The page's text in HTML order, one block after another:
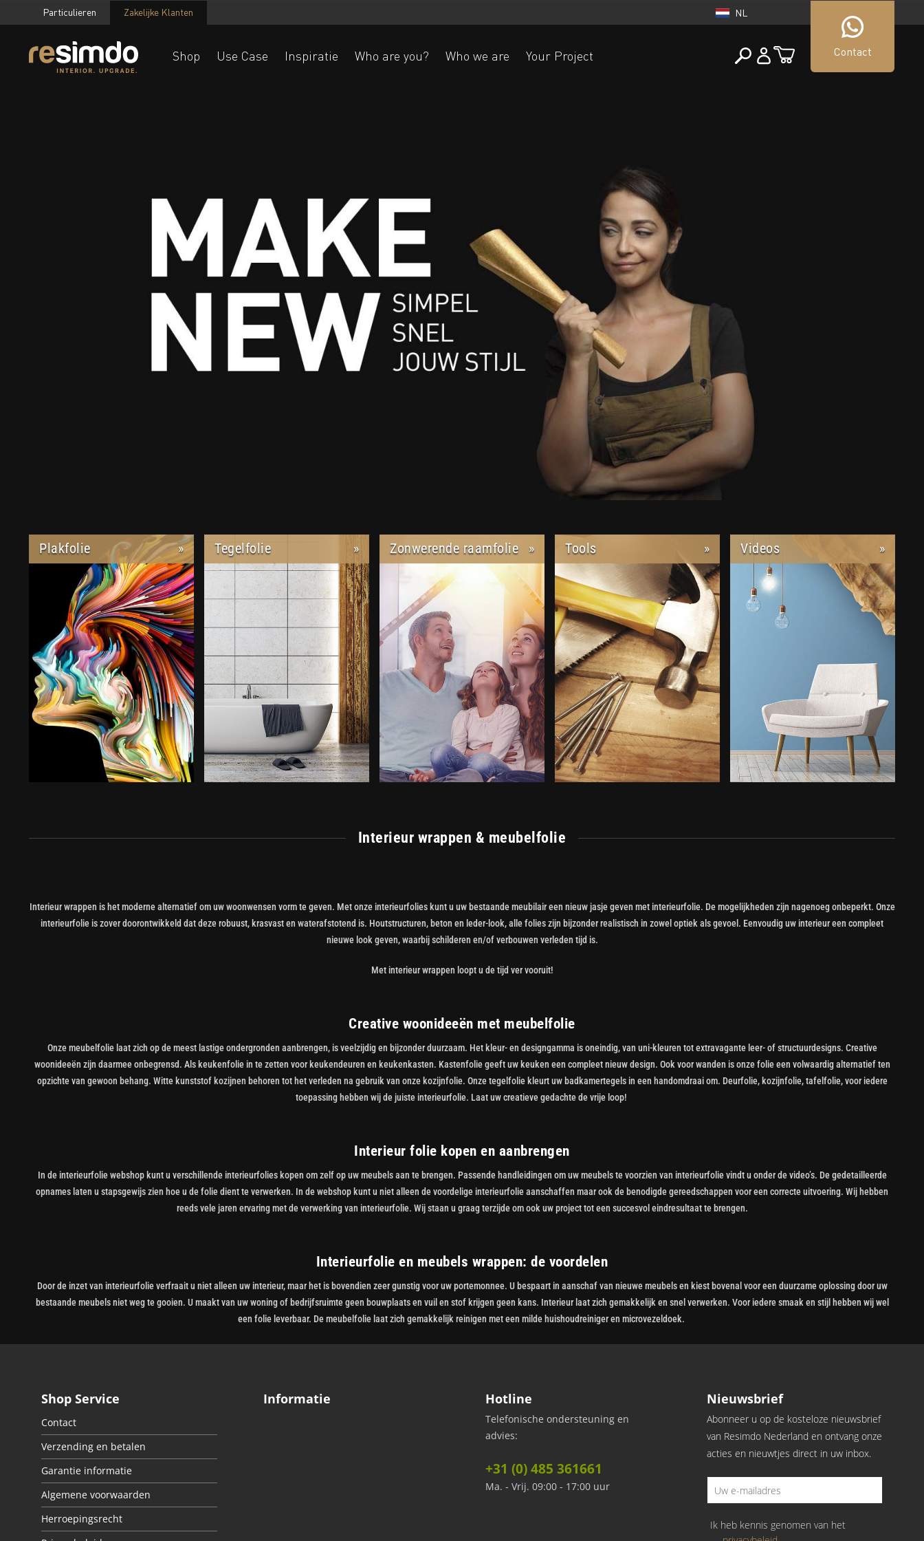
Particulieren Zakelijke Klanten NL
Contact
Shop Use Case Inspiratie Who are you? Who we are Your Project
Plakfolie » Tegelfolie » Zonwerende raamfolie » Tools » Videos »
Interieur wrappen & meubelfolie
Interieur wrappen is het moderne alternatief om uw woonwensen vorm te geven. Met onze interieurfolies kunt u uw bestaande meubilair een nieuw jasje geven met interieurfolie. De mogelijkheden zijn nagenoeg onbeperkt. Onze
interieurfolie is zover doorontwikkeld dat deze robuust, krasvast en waterafstotend is. Houtstructuren, beton en leder-look, alle folies zijn bijzonder realistisch in zowel optiek als gevoel. Eenvoudig uw interieur een compleet
nieuwe look geven, waarbij schilderen en/of verbouwen verleden tijd is.
Met interieur wrappen loopt u de tijd ver vooruit!
Creative woonideeën met meubelfolie
Onze meubelfolie laat zich op de meest lastige ondergronden aanbrengen, is veelzijdig en bijzonder duurzaam. Het kleur- en designgamma is oneindig, van uni-kleuren tot extravagante leer- of structuurdesigns. Creative
woonideeën zijn daarmee onbegrensd. Als keukenfolie in te zetten voor keukendeuren en keukenkasten. Kastenfolie geeft uw keuken een compleet nieuw design. Ook voor wanden is onze folie een volwaardig alternatief ten
opzichte van gewoon behang. Witte kunststof kozijnen behoren tot het verleden na gebruik van onze kozijnfolie. Onze tegelfolie kleurt uw badkamertegels in een handomdraai om. Deurfolie, kozijnfolie, tafelfolie, voor iedere
toepassing hebben wij de juiste interieurfolie. Laat uw creatieve gedachte de vrije loop!
Interieur folie kopen en aanbrengen
In de interieurfolie webshop kunt u verschillende interieurfolies kopen om zelf op uw meubels aan te brengen. Passende handleidingen om uw meubels te voorzien van interieurfolie vindt u onder de video’s. De gedetailleerde
opnames laten u stapsgewijs zien hoe u de folie dient te verwerken. In de webshop kunt u niet alleen de voordelige interieurfolie aanschaffen maar ook de benodigde gereedschappen voor een correcte uitvoering. Wij hebben
reeds vele jaren ervaring met de verwerking van interieurfolie. Wij staan u graag terzijde om ook uw project tot een succesvol eindresultaat te brengen.
Interieurfolie en meubels wrappen: de voordelen
Door de inzet van interieurfolie verfraait u niet alleen uw interieur, maar het is bovendien zeer gunstig voor uw portemonnee. U bespaart in aanschaf van nieuwe meubels en kiest bovenal voor een duurzame oplossing door uw
bestaande meubels niet weg te gooien. U maakt van uw woning of bedrijfsruimte geen bouwplaats en vuil en stof krijgen geen kans. Interieur laat zich gemakkelijk en snel verwerken. Voor iedere smaak en stijl hebben wij wel
een folie leverbaar. De meubelfolie laat zich gemakkelijk reinigen met een milde huishoudreiniger en microvezeldoek.
Shop Service
Contact
Verzending en betalen
Garantie informatie
Algemene voorwaarden
Herroepingsrecht
Informatie Hotline
Telefonische ondersteuning en
advies:
+31 (0) 485 361661
Ma. - Vrij. 09:00 - 17:00 uur
Nieuwsbrief
Abonneer u op de kosteloze nieuwsbrief
van Resimdo Nederland en ontvang onze
acties en nieuwtjes direct in uw inbox.
Ik heb kennis genomen van het